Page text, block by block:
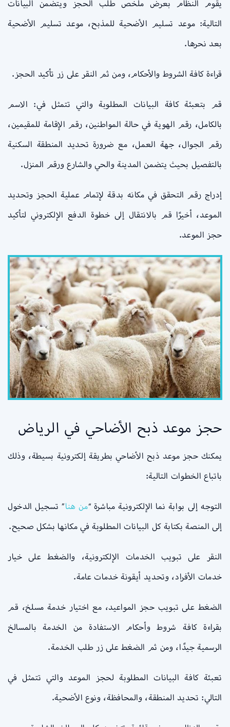
يقوم النظام بعرض ملخص طلب الحجز ويتضمن البيانات
التالية: موعد تسليم الأضحية للمذبح، موعد تسليم الأضحية
بعد نحرها.
قراءة كافة الشروط والأحكام، ومن ثم النقر على زر تأكيد الحجز.
قم بتعبئة كافة البيانات المطلوبة والتي تتمثل في: الاسم
بالكامل، رقم الهوية في حالة المواطنين، رقم الإقامة للمقيمين،
رقم الجوال، جهة العمل، مع ضرورة تحديد المنطقة السكنية
بالتفصيل بحيث يتضمن المدينة والحي والشارع ورقم المنزل.
إدراج رقم التحقق في مكانه بدقة لإتمام عملية الحجز وتحديد
الموعد، أخيرًا قم بالانتقال إلى خطوة الدفع الإلكتروني لتأكيد
حجز الموعد.
حجز موعد ذبح الأضاحي في الرياض
يمكنك حجز موعد ذبح الأضاحي بطريقة إلكترونية بسيطة، وذلك
باتباع الخطوات التالية:
التوجه إلى بوابة نما الإلكترونية مباشرة “من هنا” تسجيل الدخول
إلى المنصة بكتابة كل البيانات المطلوبة في مكانها بشكل صحيح.
النقر على تبويب الخدمات الإلكترونية، والضغط على خيار
خدمات الأفراد، وتحديد أيقونة خدمات عامة.
الضغط على تبويب حجز المواعيد، مع اختيار خدمة مسلخ، قم
بقراءة كافة شروط وأحكام الاستفادة من الخدمة بالمسالخ
الرسمية جيدًا، ومن ثم الضغط على زر طلب الخدمة.
تعبئة كافة البيانات المطلوبة لحجز الموعد والتي تتمثل في
التالي: تحديد المنطقة، والمحافظة، ونوع الأضحية.